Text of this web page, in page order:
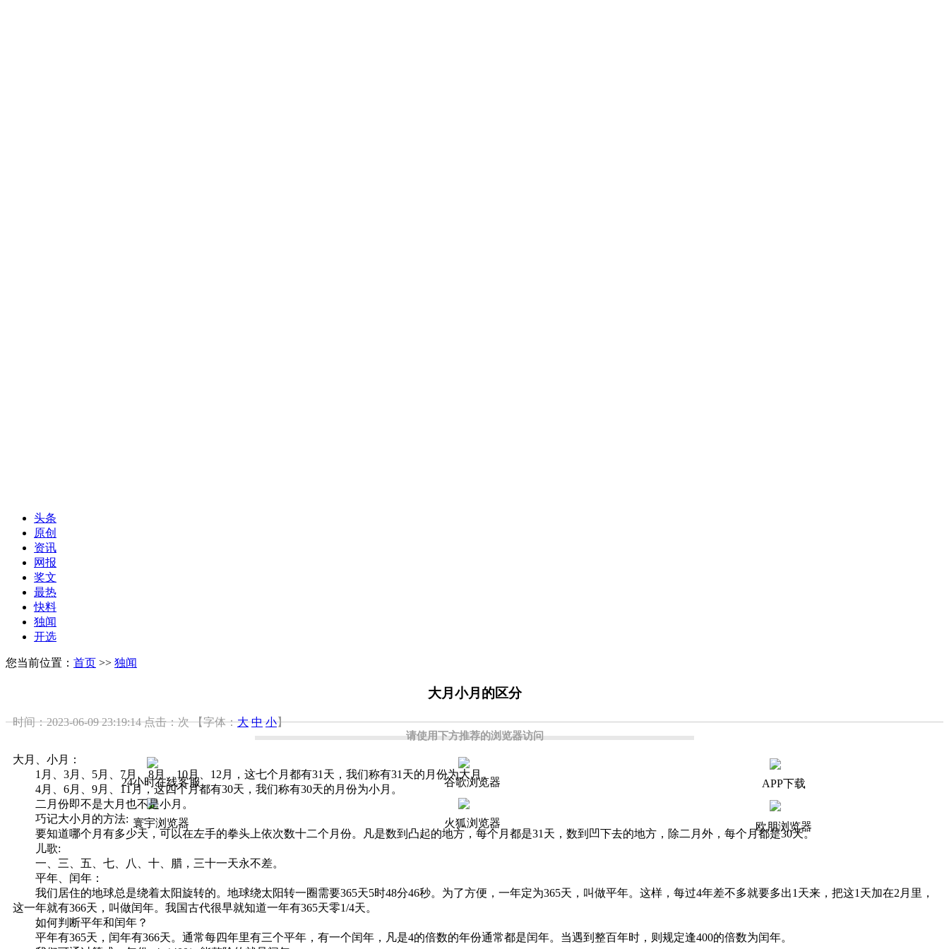
请使用下方推荐的浏览器访问
24小时在线客服 谷歌浏览器 APP下载
寰宇浏览器 火狐浏览器 欧朋浏览器
头条
原创
资讯
网报
奖文
最热
快料
独闻
开选
您当前位置： 首页 >> 独闻
大月小月的区分
时间：2023-06-09 23:19:14点击：次 【字体：大 中 小】
大月、小月：
1月、3月、5月、7月、8月、10月、12月，这七个月都有31天，我们称有31天的月份为大月。
4月、6月、9月、11月，这四个月都有30天，我们称有30天的月份为小月。
二月份即不是大月也不是小月。
巧记大小月的方法:
要知道哪个月有多少天，可以在左手的拳头上依次数十二个月份。凡是数到凸起的地方，每个月都是31天，数到凹下去的地方，除二月外，每个月都是30天。
儿歌:
一、三、五、七、八、十、腊，三十一天永不差。
平年、闰年：
我们居住的地球总是绕着太阳旋转的。地球绕太阳转一圈需要365天5时48分46秒。为了方便，一年定为365天，叫做平年。这样，每过4年差不多就要多出1天来，把这1天加在2月里，
这一年就有366天，叫做闰年。我国古代很早就知道一年有365天零1/4天。
如何判断平年和闰年？
平年有365天，闰年有366天。通常每四年里有三个平年，有一个闰年，凡是4的倍数的年份通常都是闰年。当遇到整百年时，则规定逢400的倍数为闰年。